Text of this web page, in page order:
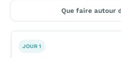
Que faire autour
JOUR 1